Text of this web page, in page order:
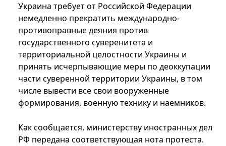
Украина требует от Российской Федерации
немедленно прекратить международно-
противоправные деяния против
государственного суверенитета и
территориальной целостности Украины и
принять исчерпывающие меры по деоккупации
части суверенной территории Украины, в том
числе вывести все свои вооруженные
формирования, военную технику и наемников.
Как сообщается, министерству иностранных дел
РФ передана соответствующая нота протеста.